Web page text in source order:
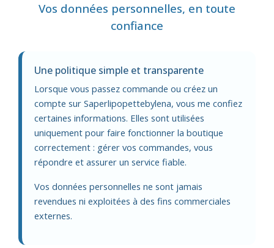
Vos données personnelles, en toute
confiance
Une politique simple et transparente
Lorsque vous passez commande ou créez un
compte sur Saperlipopettebylena, vous me confiez
certaines informations. Elles sont utilisées
uniquement pour faire fonctionner la boutique
correctement : gérer vos commandes, vous
répondre et assurer un service fiable.
Vos données personnelles ne sont jamais
revendues ni exploitées à des fins commerciales
externes.